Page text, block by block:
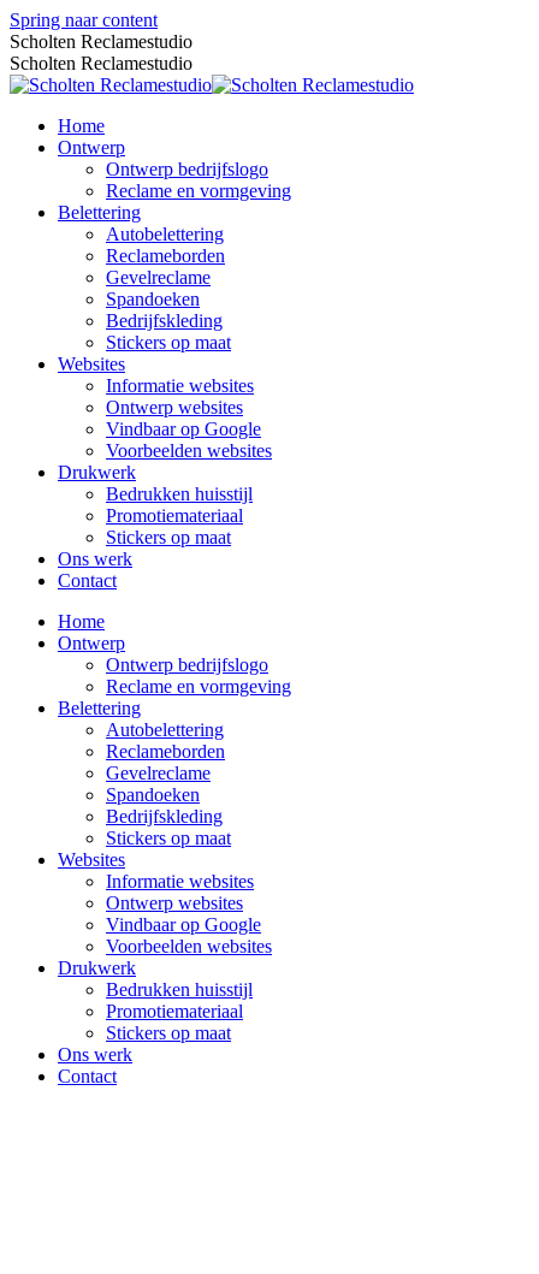
Spring naar content
Scholten Reclamestudio
Scholten Reclamestudio
Home
Ontwerp
Ontwerp bedrijfslogo
Reclame en vormgeving
Belettering
Autobelettering
Reclameborden
Gevelreclame
Spandoeken
Bedrijfskleding
Stickers op maat
Websites
Informatie websites
Ontwerp websites
Vindbaar op Google
Voorbeelden websites
Drukwerk
Bedrukken huisstijl
Promotiemateriaal
Stickers op maat
Ons werk
Contact
Home
Ontwerp
Ontwerp bedrijfslogo
Reclame en vormgeving
Belettering
Autobelettering
Reclameborden
Gevelreclame
Spandoeken
Bedrijfskleding
Stickers op maat
Websites
Informatie websites
Ontwerp websites
Vindbaar op Google
Voorbeelden websites
Drukwerk
Bedrukken huisstijl
Promotiemateriaal
Stickers op maat
Ons werk
Contact